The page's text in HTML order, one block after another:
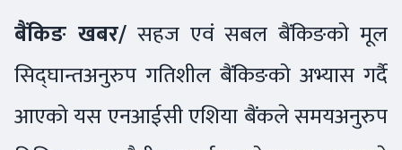
बैंकिङ खबर/सहज एवं सबल बैंकिङको मूल
सिद्घान्तअनुरुप गतिशील बैंकिङको अभ्यास गर्दै
आएको यस एनआईसी एशिया बैंकले समयअनुरुप